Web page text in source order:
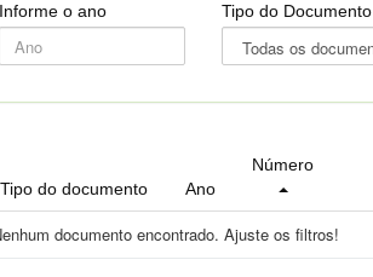
Informe o ano Tipo do Documento
Tipo do documento Ano
Número
documento encontrado. Ajuste os filtros!